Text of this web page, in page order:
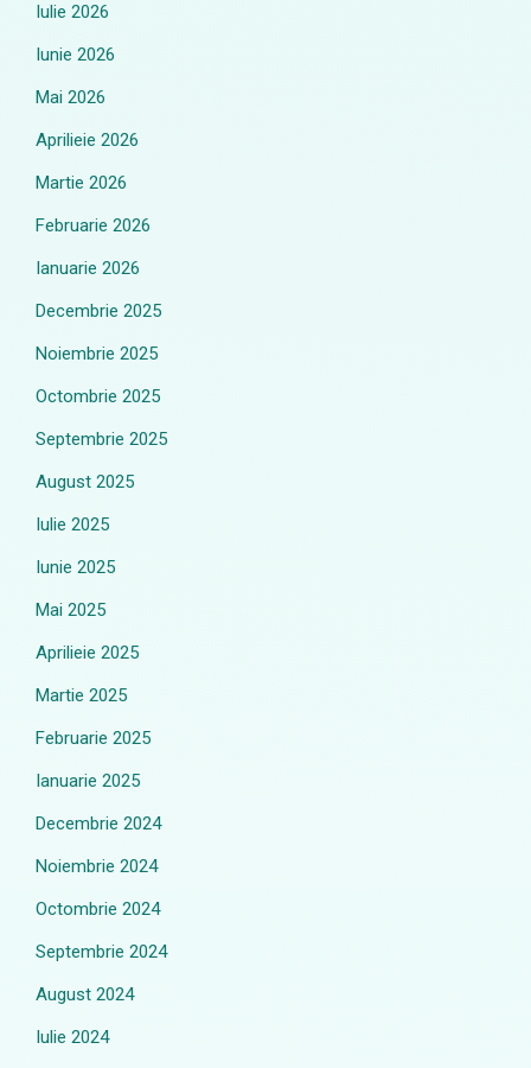
Iulie 2026
Iunie 2026
Mai 2026
Aprilieie 2026
Martie 2026
Februarie 2026
Ianuarie 2026
Decembrie 2025
Noiembrie 2025
Octombrie 2025
Septembrie 2025
August 2025
Iulie 2025
Iunie 2025
Mai 2025
Aprilieie 2025
Martie 2025
Februarie 2025
Ianuarie 2025
Decembrie 2024
Noiembrie 2024
Octombrie 2024
Septembrie 2024
August 2024
Iulie 2024